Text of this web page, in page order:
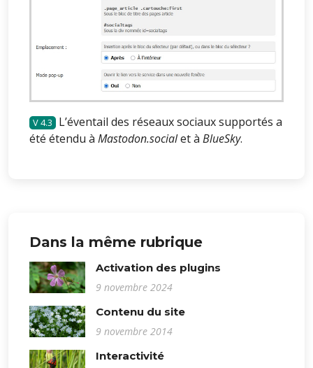
4.3
L’éventail des réseaux sociaux supportés a
été étendu à Mastodon.socialet à BlueSky.
Dans la même rubrique
Activation des plugins
9 novembre 2024
Contenu du site
9 novembre 2014
Interactivité